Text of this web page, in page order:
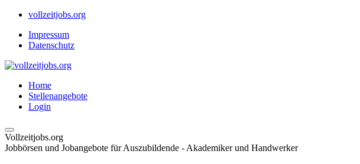
vollzeitjobs.org
Impressum
Datenschutz
Home
Stellenangebote
Login
Vollzeitjobs.org
Jobbörsen und Jobangebote für Auszubildende - Akademiker und Handwerker